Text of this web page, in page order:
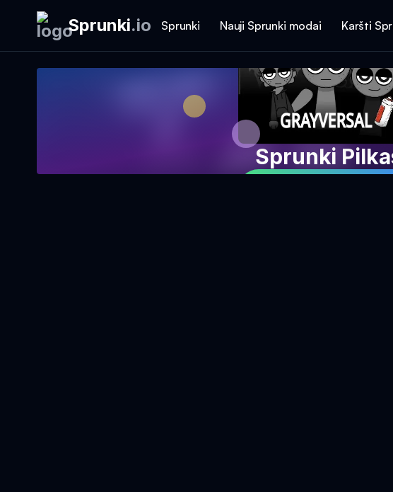
Sprunki.io Sprunki Nauji Sprunki modai Karšti
Sprunki